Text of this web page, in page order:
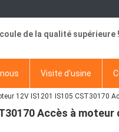
de la qualité supérieure !
Visite d'usine
12V IS1201 IS105 CST30170
Accès à moteur